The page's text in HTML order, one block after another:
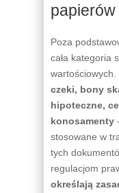
Poza
cała kategoria
czeki, bony
hipoteczne,
konosamenty
stosowane w
tych
regulacjom
określają